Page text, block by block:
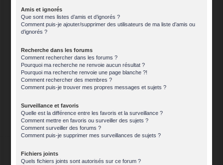
Amis et ignorés
Que sont mes listes d’amis et d’ignorés ?
Comment puis-je ajouter/supprimer des utilisateurs de ma liste d’amis ou
d’ignorés ?
Recherche dans les forums
Comment rechercher dans les forums ?
Pourquoi ma recherche ne renvoie aucun résultat ?
Pourquoi ma recherche renvoie une page blanche ?!
Comment rechercher des membres ?
Comment puis-je trouver mes propres messages et sujets ?
Surveillance et favoris
Quelle est la différence entre les favoris et la surveillance ?
Comment mettre en favoris ou surveiller des sujets ?
Comment surveiller des forums ?
Comment puis-je supprimer mes surveillances de sujets ?
Fichiers joints
Quels fichiers joints sont autorisés sur ce forum ?